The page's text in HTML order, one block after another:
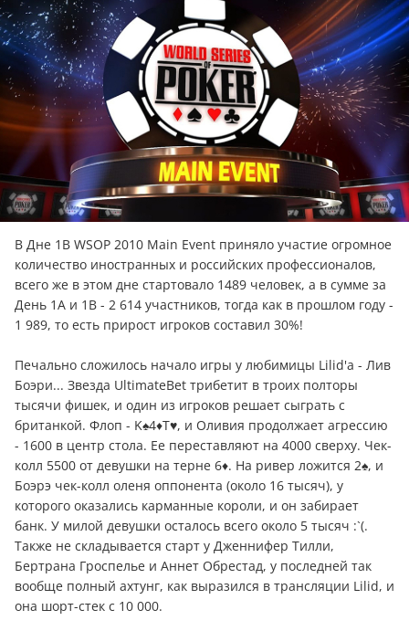
В Дне 1В WSOP 2010 Main Event приняло участие огромное
количество иностранных и российских профессионалов,
всего же в этом дне стартовало 1489 человек, а в сумме за
День 1А и 1В - 2 614 участников, тогда как в прошлом году -
1 989, то есть прирост игроков составил 30%!
Печально сложилось начало игры у любимицы Lilid'а - Лив
Боэри... Звезда UltimateBet трибетит в троих полторы
тысячи фишек, и один из игроков решает сыграть с
британкой. Флоп - K♠4♦T♥, и Оливия продолжает агрессию
- 1600 в центр стола. Ее переставляют на 4000 сверху. Чек-
колл 5500 от девушки на терне 6♦. На ривер ложится 2♠, и
Боэрэ чек-колл оленя оппонента (около 16 тысяч), у
которого оказались карманные короли, и он забирает
банк. У милой девушки осталось всего около 5 тысяч :`(.
Также не складывается старт у Дженнифер Тилли,
Бертрана Гроспелье и Аннет Обрестад, у последней так
вообще полный ахтунг, как выразился в трансляции Lilid, и
она шорт-стек с 10 000.